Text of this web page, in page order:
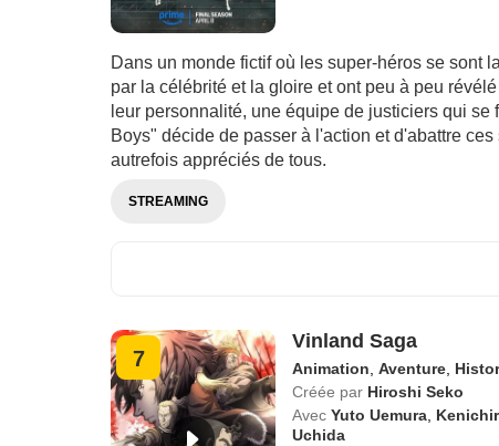
Dans un monde fictif où les super-héros se sont
par la célébrité et la gloire et ont peu à peu
leur personnalité, une équipe de justiciers qui se
Boys" décide de passer à l'action et d'abattre ces
autrefois appréciés de tous.
STREAMING
7
Vinland Saga
Animation Aventure,
Créée par Hiroshi Seko
Avec Yuto Uemura,
Uchida